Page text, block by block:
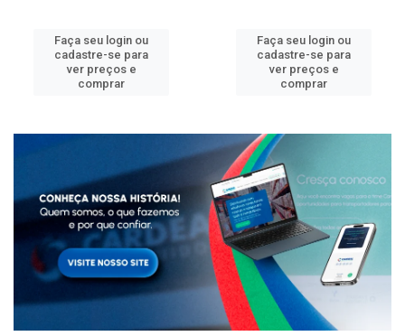
Faça seu login ou
cadastre-se para
ver preços e
comprar
Faça seu login ou
cadastre-se para
ver preços e
comprar